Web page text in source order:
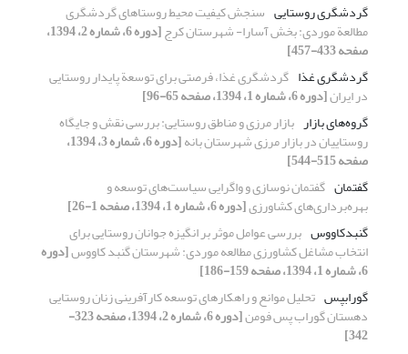
گردشگری روستایی سنجش کیفیت محیط روستاهای گردشگری
مطالعة موردی: بخش آسارا- شهرستان کرج [دوره 6، شماره 2، 1394،
صفحه 433-457]
گردشگری غذا گردشگری غذا، فرصتی برای توسعة پایدار روستایی
در ایران[دوره 6، شماره 1، 1394، صفحه 65-96]
گروه‌های بازار بازار مرزی و مناطق روستایی: بررسی نقش و جایگاه
روستاییان در بازار مرزی شهرستان بانه [دوره 6، شماره 3، 1394،
صفحه 515-544]
گفتمان گفتمان نوسازی و واگرایی سیاست‌های توسعه و
بهره‌برداری‌های کشاورزی[دوره 6، شماره 1، 1394، صفحه 1-26]
گنبدکاووس بررسی عوامل موثر بر انگیزه جوانان روستایی برای
انتخاب مشاغل کشاورزی مطالعه موردی: شهرستان گنبد کاووس[دوره
6، شماره 1، 1394، صفحه 159-186]
گوراب‏پس تحلیل موانع و راهکارهای توسعه‏ کارآفرینی زنان روستایی
دهستان گوراب ‏پس فومن [دوره 6، شماره 2، 1394، صفحه 323-
342]